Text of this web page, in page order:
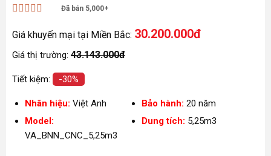
4. Bền bỉ vượt thời gian – Chống ăn mòn tối ưu, tuổi thọ
hạng55 sao
Đã bán 5,000+
Giá khuyến mại tại Miền Bắc: 30.200.000đ
Giá thị trường: 43.143.000đ
Tiết kiệm: -30%
Nhãn hiệu: Việt Anh Bảo hành:20 năm
Model:
VA_BNN_CNC_5,25m3
Dung tích: 5,25m3